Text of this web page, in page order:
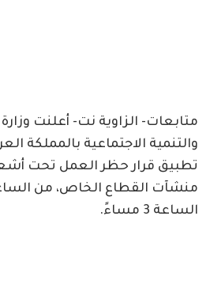
متابعات- الزاوية نت- أعلنت وزارة
والتنمية الاجتماعية بالمملكة
تطبيق قرار حظر العمل تحت
الساعة 3 مساءً.